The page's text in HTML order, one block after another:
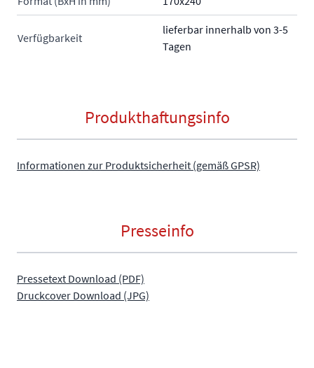
Verfügbarkeit
lieferbar innerhalb von 3-5
Tagen
Produkthaftungsinfo
Informationen zur Produktsicherheit (gemäß GPSR)
Presseinfo
Pressetext Download (PDF)
Druckcover Download (JPG)